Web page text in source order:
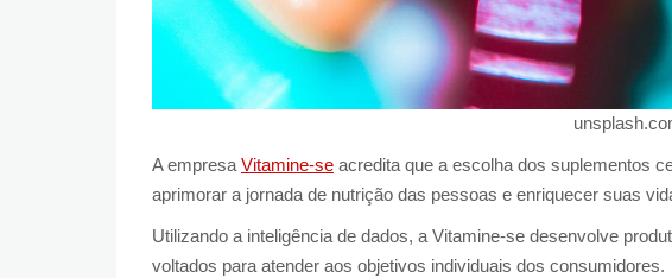
A empresaVitamine-se acredita que a escolha dos suplementos
aprimorar a jornada de nutrição das pessoas e enriquecer suas
Utilizando a inteligência de dados, a Vitamine-se desenvolve
voltados para atender aos objetivos individuais dos consumidores.